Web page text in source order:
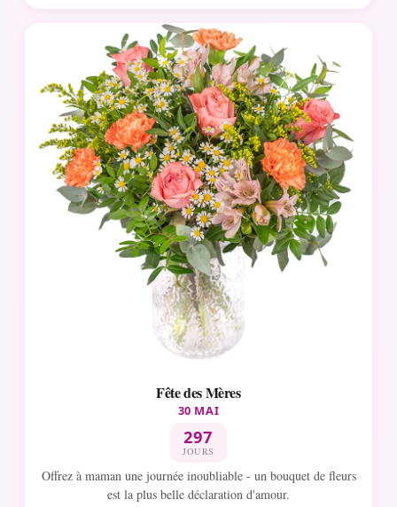
Fête des Mères
30 MAI
297
JOURS
Offrez à maman une journée inoubliable - un bouquet de fleurs
est la plus belle déclaration d'amour.